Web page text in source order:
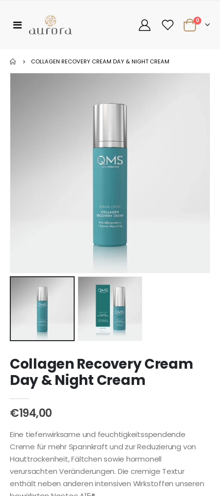
0
COLLAGEN RECOVERY CREAM DAY & NIGHT CREAM
Collagen Recovery Cream
Day & Night Cream
€194,00
Eine tiefenwirksame und feuchtigkeitsspendende
Creme für mehr Spannkraft und zur Reduzierung von
Hauttrockenheit, Fältchen sowie hormonell
verursachten Veränderungen. Die cremige Textur
enthält neben anderen intensiven Wirkstoffen unseren